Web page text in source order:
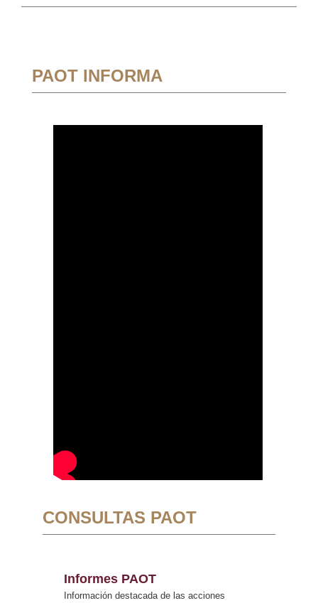
PAOT INFORMA
CONSULTAS PAOT
Informes PAOT
Información destacada de las acciones